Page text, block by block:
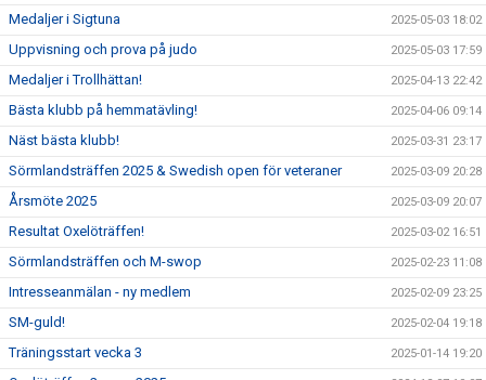
Medaljer i Sigtuna 2025-05-03 18:02
Uppvisning och prova på judo 2025-05-03 17:59
Medaljer i Trollhättan! 2025-04-13 22:42
Bästa klubb på hemmatävling! 2025-04-06 09:14
Näst bästa klubb! 2025-03-31 23:17
Sörmlandsträffen 2025 & Swedish open för veteraner 2025-03-09 20:28
Årsmöte 2025 2025-03-09 20:07
Resultat Oxelöträffen! 2025-03-02 16:51
Sörmlandsträffen och M-swop 2025-02-23 11:08
Intresseanmälan - ny medlem 2025-02-09 23:25
SM-guld! 2025-02-04 19:18
Träningsstart vecka 3 2025-01-14 19:20